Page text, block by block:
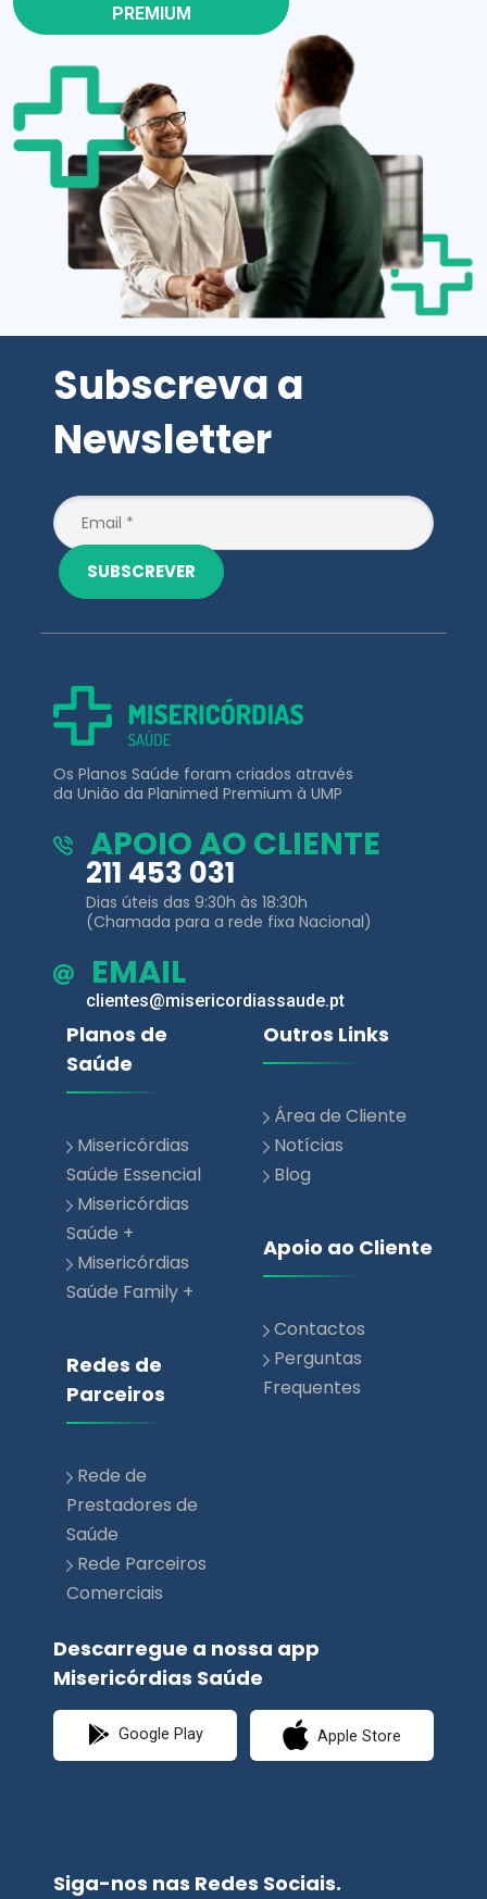
PREMIUM
Subscreva a
Newsletter
SUBSCREVER
Os Planos Saúde foram criados através
da União da Planimed Premium à UMP
APOIO AO CLIENTE
211 453 031
Dias úteis das 9:30h às 18:30h
(Chamada para a rede fixa Nacional)
EMAIL
clientes@misericordiassaude.pt
Planos de
Saúde
Misericórdias
Saúde Essencial
Misericórdias
Saúde +
Misericórdias
Saúde Family +
Redes de
Parceiros
Rede de
Prestadores de
Saúde
Rede Parceiros
Comerciais
Outros Links
Área de Cliente
Notícias
Blog
Apoio ao Cliente
Contactos
Perguntas
Frequentes
Descarregue a nossa app
Misericórdias Saúde
Google Play Apple Store
Siga-nos nas Redes Sociais.